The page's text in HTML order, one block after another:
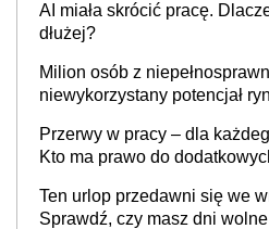
AI miała skrócić pracę.
dłużej?
Milion osób z
niewykorzystany potencjał
refundacji, ale bariery po
świadomości pracodawców
Przerwy w pracy – dla
Kto ma prawo do
Ten urlop przedawni się we
Sprawdź, czy masz dni